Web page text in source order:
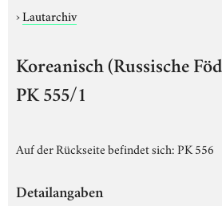
›Lautarchiv
Koreanisch (Russische
PK 555/1
Auf der Rückseite befindet sich: PK 556
Detailangaben